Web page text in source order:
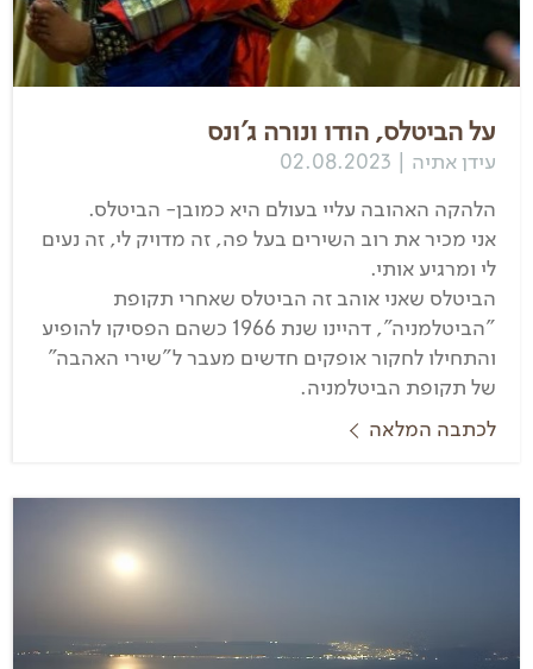
על הביטלס, הודו ונורה ג'ונס
עידן אתיה | 02.08.2023
הלהקה האהובה עליי בעולם היא כמובן- הביטלס.
אני מכיר את רוב השירים בעל פה, זה מדויק לי, זה נעים
לי ומרגיע אותי.
הביטלס שאני אוהב זה הביטלס שאחרי תקופת
"הביטלמניה", דהיינו שנת 1966 כשהם הפסיקו להופיע
והתחילו לחקור אופקים חדשים מעבר ל"שירי האהבה"
של תקופת הביטלמניה.
לכתבה המלאה